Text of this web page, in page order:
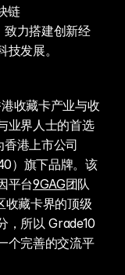
链
致力搭建创新经
发展。
收藏卡产业与收
业界人士的首选
港上市公司
）旗下品牌。该
平台9GAG团队
收藏卡界的顶级
，所以 Grade10
个完善的交流平